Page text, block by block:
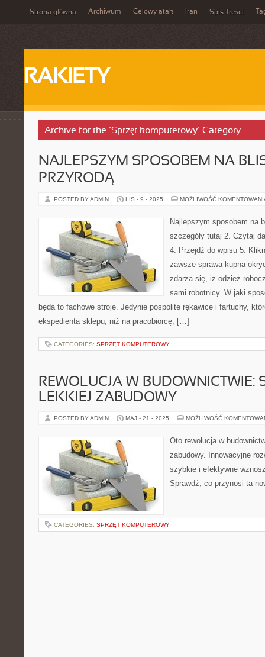
Strona główna Archiwum Celowy atak Iran Spis Treści
RAKIETY
Archive for the ‘Sprzęt komputerowy’ Category
NAJLEPSZYM SPOSOBEM NA
PRZYRODĄ
POSTED BY ADMIN LIS - 9 - 2025 MOŻLIWOŚĆ
Najlepszym sposobem na
szczegóły tutaj 2. Czytaj
4. Przejdź do wpisu 5.
zawsze sprawa kupna
zdarza się, iż odzież
sami robotnicy. W jaki
będą to fachowe stroje. Jedynie pospolite rękawice i fartuchy,
ekspedienta sklepu, niż na pracobiorcę, […]
CATEGORIES: SPRZĘT KOMPUTEROWY
REWOLUCJA W BUDOWNICTWIE:
LEKKIEJ ZABUDOWY
POSTED BY ADMIN MAJ - 21 - 2025 MOŻLIWOŚĆ
Oto rewolucja w
zabudowy. Innowacyjne
szybkie i efektywne
Sprawdź, co przynosi ta
CATEGORIES: SPRZĘT KOMPUTEROWY